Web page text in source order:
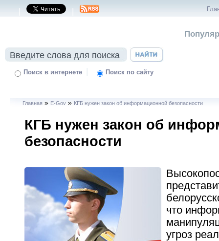
| |
Поиск в интернете | Поиск по сайту
Главная » E-Gov » КГБ нужен закон об информационной безопасности
КГБ нужен закон об
безопасности
что
угроз